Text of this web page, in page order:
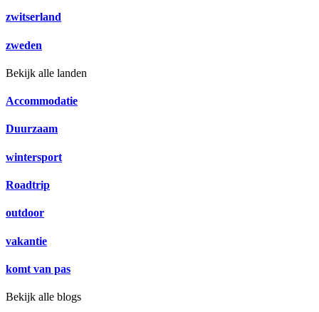
zwitserland
zweden
Bekijk alle landen
Accommodatie
Duurzaam
wintersport
Roadtrip
outdoor
vakantie
komt van pas
Bekijk alle blogs